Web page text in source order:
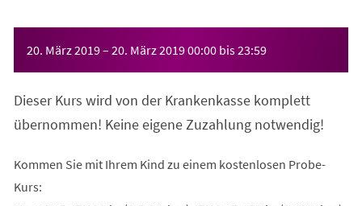
20. März 2019– 20. März 201900:00 bis23:59
Dieser Kurs wird von der Krankenkasse komplett
übernommen! Keine eigene Zuzahlung notwendig!
Kommen Sie mit Ihrem Kind zu einem kostenlosen Probe-
Kurs: